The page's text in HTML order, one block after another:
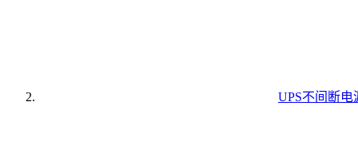
UPS不间断电